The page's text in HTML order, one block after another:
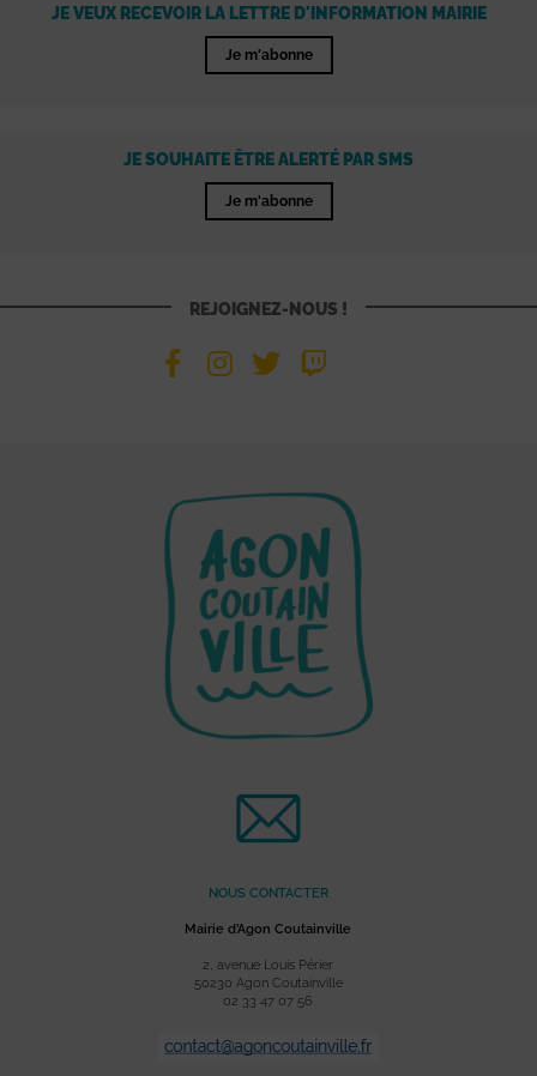
JE VEUX RECEVOIR LA LETTRE D'INFORMATION MAIRIE
Je m'abonne
JE SOUHAITE ÊTRE ALERTÉ PAR SMS
Je m'abonne
REJOIGNEZ-NOUS !
NOUS CONTACTER
Mairie d’Agon Coutainville
2, avenue Louis Périer
50230 Agon Coutainville
02 33 47 07 56